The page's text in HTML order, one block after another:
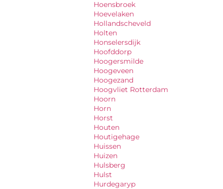
Hoensbroek
Hoevelaken
Hollandscheveld
Holten
Honselersdijk
Hoofddorp
Hoogersmilde
Hoogeveen
Hoogezand
Hoogvliet Rotterdam
Hoorn
Horn
Horst
Houten
Houtigehage
Huissen
Huizen
Hulsberg
Hulst
Hurdegaryp